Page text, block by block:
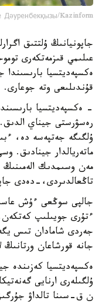
Дәуренбекқызы/Kazinform
عىلىمي قىزمەتكەرى
ەكسپەديتسيا بارىسىندا
قۇندىلىعى وتە جوعارى.
ۇلگىگە جەتپەسە دە،
ماتەريالدار جينادىق.
مەن وسىمدىك الەمىنىڭ
تاڭعالدىردى،-دەدى
ءتۇرى جويىلىپ كەتكەن.
جەردى شامادان تىس
جانە قورشاعان
ەكسپەديتسيا كەزىندە
ۇلگىلەرى ارنايى
ن ق-سىنا تالداۋ